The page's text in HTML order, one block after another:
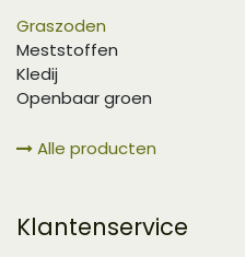
Graszoden
Meststoffen
Kledij
Openbaar groen
Alle producten
Klantenservice